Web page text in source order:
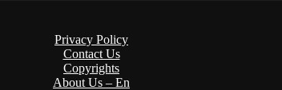
Privacy Policy
Contact Us
Copyrights
About Us – En